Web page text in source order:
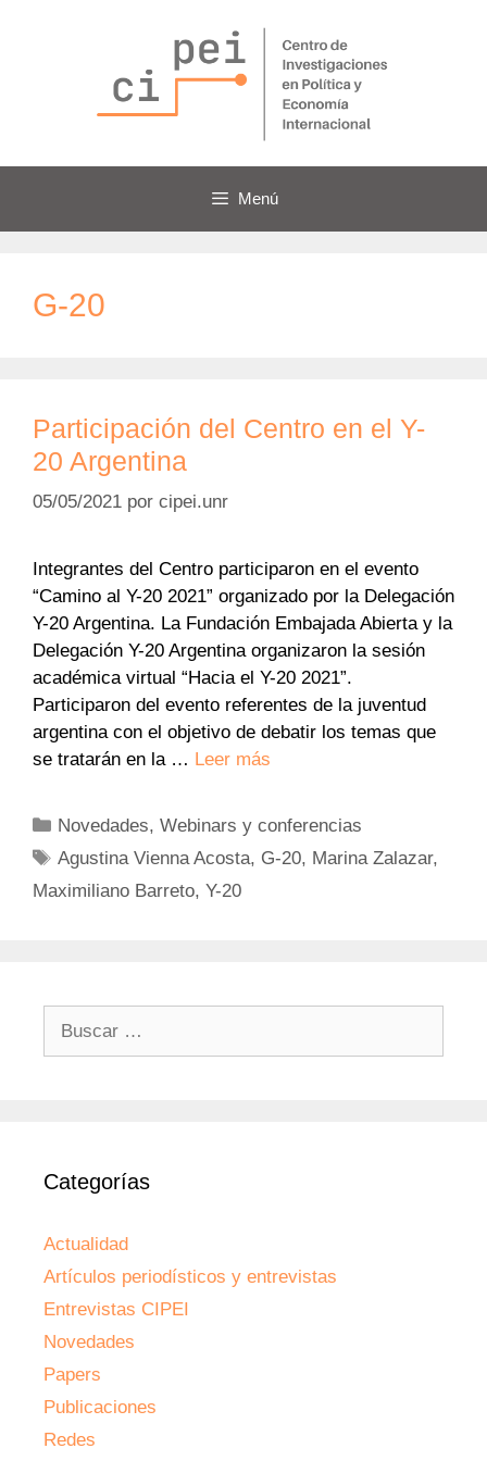
Menú
G-20
Participación del Centro en el Y-
20 Argentina
05/05/2021 por cipei.unr
Integrantes del Centro participaron en el evento
“Camino al Y-20 2021” organizado por la Delegación
Y-20 Argentina. La Fundación Embajada Abierta y la
Delegación Y-20 Argentina organizaron la sesión
académica virtual “Hacia el Y-20 2021”.
Participaron del evento referentes de la juventud
argentina con el objetivo de debatir los temas que
se tratarán en la … Leer más
Categorías
Novedades,Webinars y conferencias
Etiquetas
Agustina Vienna Acosta, G-20, Marina Zalazar,
Maximiliano Barreto, Y-20
Categorías
Actualidad
Artículos periodísticos y entrevistas
Entrevistas CIPEI
Novedades
Papers
Publicaciones
Redes